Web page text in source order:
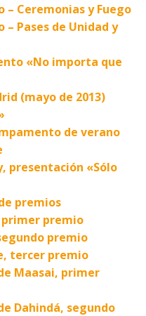
– Ceremonias y Fuego
– Pases de Unidad y
«No importa que
(mayo de 2013)
de verano
presentación «Sólo
premios
primer premio
premio
tercer premio
Maasai, primer
Dahindá, segundo